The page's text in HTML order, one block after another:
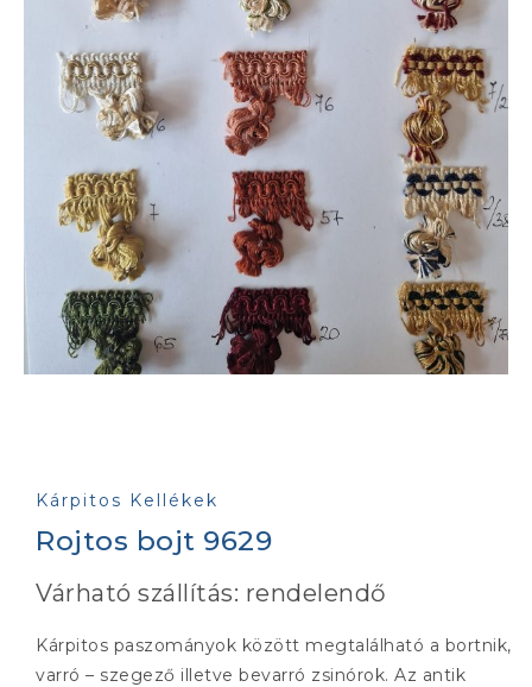
Kárpitos Kellékek
Rojtos bojt 9629
Várható szállítás: rendelendő
Kárpitos paszományok között megtalálható a bortnik,
varró – szegező illetve bevarró zsinórok. Az antik